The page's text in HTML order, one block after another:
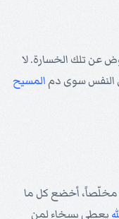
عن تلك الخسارة. لا
النفس سوى دم المسيح
مخلّصاً، أخضع كل ما
يعطي بسخاء لمن